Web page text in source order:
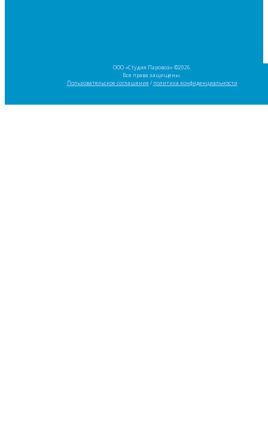
ООО «Студия Паровоз» ©2026.
Все права защищены.
Пользовательское соглашение / политика конфиденциальности